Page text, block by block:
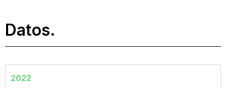
Datos.
2022